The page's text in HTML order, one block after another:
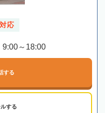
応
9:00～18:00
する
する